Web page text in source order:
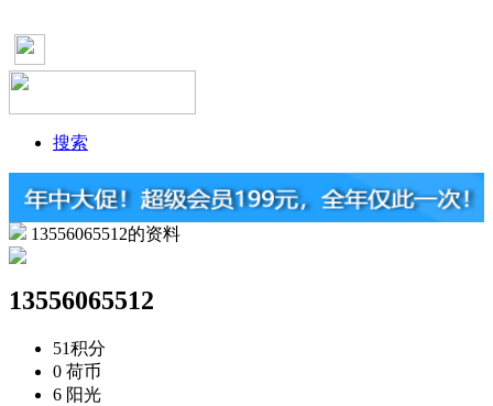
搜索
13556065512的资料
13556065512
51积分
0 荷币
6 阳光